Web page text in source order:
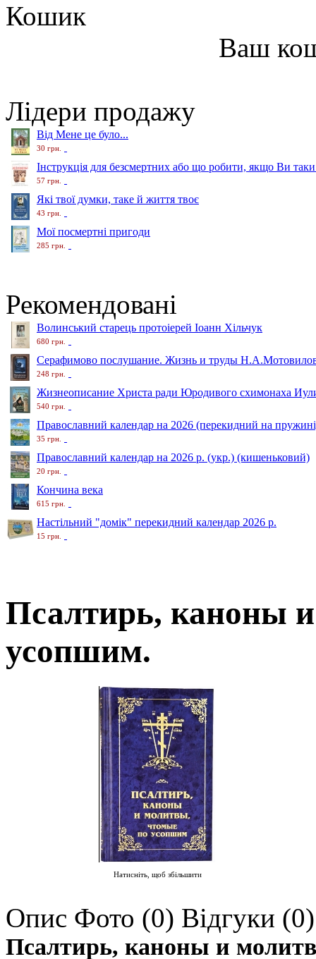
Кошик
Ваш
Лідери продажу
Від Мене це було...
30 грн.
Інструкція для безсмертних або що робити, якщо Ви
57 грн.
Які твої думки, таке й життя твоє
43 грн.
Мої посмертні пригоди
285 грн.
Рекомендовані
Волинський старець протоіерей Іоанн Хільчук
680 грн.
Серафимово послушание. Жизнь и труды
248 грн.
Жизнеописание Христа ради Юродивого схимонаха
540 грн.
Православний календар на 2026 (перекидний на
35 грн.
Православний календар на 2026 р. (укр.) (кишеньковий)
20 грн.
Кончина века
615 грн.
Настільний "домік" перекидний календар 2026 р.
15 грн.
Псалтирь, каноны
усопшим.
Натисніть, щоб збільшити
Опис Фото (0) Відгуки (0)
Псалтирь, каноны и